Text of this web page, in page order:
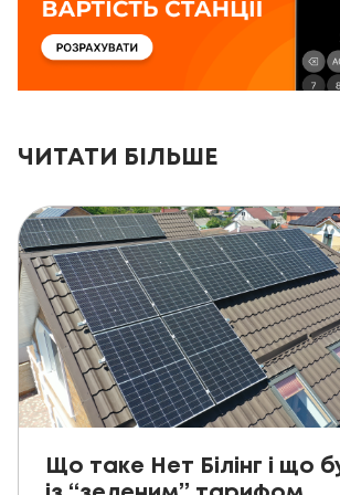
ЧИТАТИ БІЛЬШЕ
Що таке Нет Білінг і що